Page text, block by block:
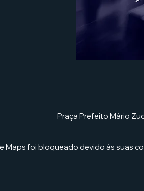
Praça Prefeito Mário
Maps foi bloqueado devido às suas